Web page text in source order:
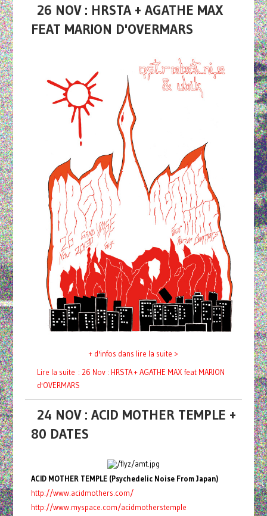
26 NOV : HRSTA + AGATHE MAX
FEAT MARION D'OVERMARS
+ d'infos dans lire la suite >
Lire la suite : 26 Nov : HRSTA + AGATHE MAX feat MARION
d'OVERMARS
24 NOV : ACID MOTHER TEMPLE +
80 DATES
ACID MOTHER TEMPLE (Psychedelic Noise From Japan)
http://www.acidmothers.com/
http://www.myspace.com/acidmotherstemple